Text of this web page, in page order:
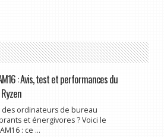
: Avis, test et performances du
des ordinateurs de bureau
et énergivores ? Voici le
: ce ...